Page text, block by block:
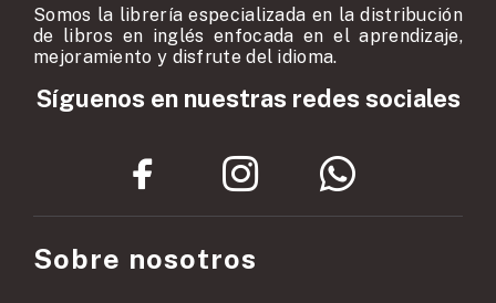
Somos la librería especializada en la distribución
de libros en inglés enfocada en el aprendizaje,
mejoramiento y disfrute del idioma.
Síguenos en nuestras redes sociales
Sobre nosotros